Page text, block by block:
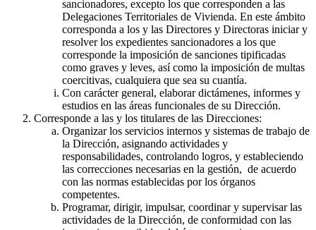
sancionadores, excepto los que corresponden a las
Delegaciones Territoriales de Vivienda. En este ámbito
corresponda a los y las Directores y Directoras iniciar y
resolver los expedientes sancionadores a los que
corresponde la imposición de sanciones tipificadas
como graves y leves, así como la imposición de multas
coercitivas, cualquiera que sea su cuantía.
Con carácter general, elaborar dictámenes, informes y
estudios en las áreas funcionales de su Dirección.
Corresponde a las y los titulares de las Direcciones:
Organizar los servicios internos y sistemas de trabajo de
la Dirección, asignando actividades y
responsabilidades, controlando logros, y estableciendo
las correcciones necesarias en la gestión, de acuerdo
con las normas establecidas por los órganos
competentes.
Programar, dirigir, impulsar, coordinar y supervisar las
actividades de la Dirección, de conformidad con las